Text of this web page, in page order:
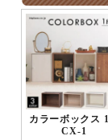
カラーボックス
CX-1